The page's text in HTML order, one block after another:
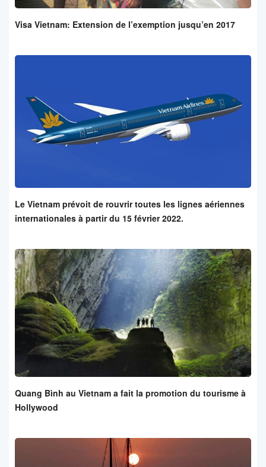
Visa Vietnam: Extension de l’exemption jusqu’en 2017
Le Vietnam prévoit de rouvrir toutes les lignes aériennes
internationales à partir du 15 février 2022.
Quang Bình au Vietnam a fait la promotion du tourisme à
Hollywood